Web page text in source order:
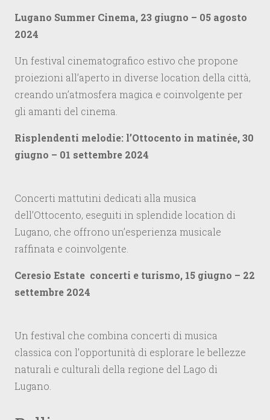
Lugano Summer Cinema, 23 giugno – 05 agosto
2024
Un festival cinematografico estivo che propone
proiezioni all’aperto in diverse location della città,
creando un’atmosfera magica e coinvolgente per
gli amanti del cinema.
Risplendenti melodie: l’Ottocento in matinée, 30
giugno – 01 settembre 2024
Concerti mattutini dedicati alla musica
dell’Ottocento, eseguiti in splendide location di
Lugano, che offrono un’esperienza musicale
raffinata e coinvolgente.
Ceresio Estate concerti e turismo, 15 giugno – 22
settembre 2024
Un festival che combina concerti di musica
classica con l’opportunità di esplorare le bellezze
naturali e culturali della regione del Lago di
Lugano.